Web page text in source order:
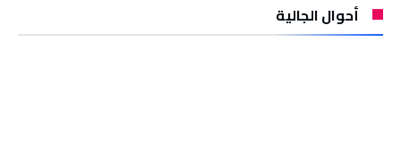
أحوال الجالية